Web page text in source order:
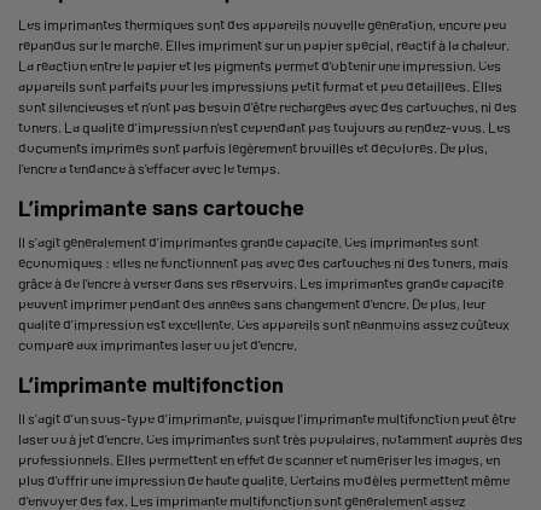
Les imprimantes thermiques sont des appareils nouvelle génération, encore peu
répandus sur le marché. Elles impriment sur un papier spécial, réactif à la chaleur.
La réaction entre le papier et les pigments permet d’obtenir une impression. Ces
appareils sont parfaits pour les impressions petit format et peu détaillées. Elles
sont silencieuses et n’ont pas besoin d’être rechargées avec des cartouches, ni des
toners. La qualité d’impression n’est cependant pas toujours au rendez-vous. Les
documents imprimés sont parfois légèrement brouillés et décolorés. De plus,
l’encre a tendance à s’effacer avec le temps.
L’imprimante sans cartouche
Il s’agit généralement d’imprimantes grande capacité. Ces imprimantes sont
économiques : elles ne fonctionnent pas avec des cartouches ni des toners, mais
grâce à de l’encre à verser dans ses réservoirs. Les imprimantes grande capacité
peuvent imprimer pendant des années sans changement d’encre. De plus, leur
qualité d’impression est excellente. Ces appareils sont néanmoins assez coûteux
comparé aux imprimantes laser ou jet d’encre.
L’imprimante multifonction
Il s’agit d’un sous-type d’imprimante, puisque l’imprimante multifonction peut être
laser ou à jet d’encre. Ces imprimantes sont très populaires, notamment auprès des
professionnels. Elles permettent en effet de scanner et numériser les images, en
plus d’offrir une impression de haute qualité. Certains modèles permettent même
d’envoyer des fax. Les imprimante multifonctionsont généralement assez